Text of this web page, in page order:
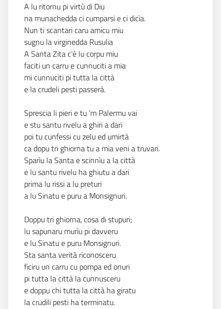
A lu ritornu pi virtù di Diu
na munachedda ci cumparsi e ci dicìa.
Nun ti scantari caru amicu miu
sugnu la virginedda Rusulia
A Santa Zita c’è lu corpu miu
faciti un carru e cunnuciti a mia
mi cunnuciti pi tutta la città
e la crudeli pesti passerà.
Sprescia li pieri e tu ‘m Palermu vai
e stu santu rivelu a ghiri a dari
poi tu cunfessi cu zelu ed umirtà
ca dopu tri ghiorna tu a mia veni a truvari.
Sparìu la Santa e scinnìu a la città
e lu santu rivelu ha ghiutu a dari
prima lu rissi a lu preturi
a lu Sinatu e puru a Monsignuri.
Doppu tri ghiorna, cosa di stupuri;
lu sapunaru murìu pi davveru
e lu Sinatu e puru Monsignuri.
Sta santa verità riconosceru
ficiru un carru cu pompa ed onuri
pi tutta la città la cunnusceru
e doppu chi tutta la città ha giratu
la crudili pesti ha terminatu.